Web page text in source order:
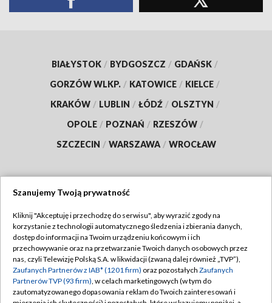
BIAŁYSTOK / BYDGOSZCZ / GDAŃSK /
GORZÓW WLKP. / KATOWICE / KIELCE /
KRAKÓW / LUBLIN / ŁÓDŹ / OLSZTYN /
OPOLE / POZNAŃ / RZESZÓW /
SZCZECIN / WARSZAWA / WROCŁAW
TVP
Abonament TVP
Emisja w TVP
Centrum informacji TVP
Regulamin TVP
Polityka prywatności
Moje zgody
Szanujemy Twoją prywatność
Kliknij "Akceptuję i przechodzę do serwisu", aby wyrazić zgody na
korzystanie z technologii automatycznego śledzenia i zbierania danych,
dostęp do informacji na Twoim urządzeniu końcowym i ich
przechowywanie oraz na przetwarzanie Twoich danych osobowych przez
nas, czyli Telewizję Polską S.A. w likwidacji (zwaną dalej również „TVP”),
Zaufanych Partnerów z IAB* (1201 firm) oraz pozostałych Zaufanych
Partnerów TVP (93 firm), w celach marketingowych (w tym do
zautomatyzowanego dopasowania reklam do Twoich zainteresowań i